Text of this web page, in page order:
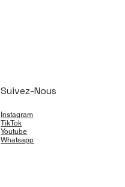
Suivez-Nous
Instagram
TikTok
Youtube
Whatsapp